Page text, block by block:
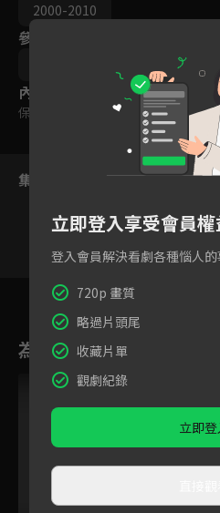
2000-2010
參與演員
內容標籤
保護級
集數列表
31 32
為您推薦
立即登入享受會員權
登入會員解決看劇各種惱人
720p 畫質
略過片頭尾
收藏片單
觀劇紀錄
立即登